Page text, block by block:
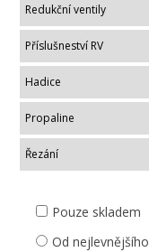
Redukční ventily
Příslušneství RV
Hadice
Propaline
Řezání
Pouze skladem
Od nejlevnějšího